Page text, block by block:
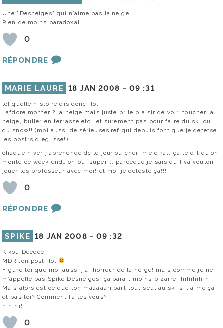
Une "Desneiges" qui n’aime pas la neige.
Rien de moins paradoxal…
0
RÉPONDRE
MARIE LAURE 18 JAN 2008 - 09 :31
lol quelle histoire dis donc! lol
j’afdore monter ? la neige mais juste pr le plaisir de voir, toucher la
neige, buller en terrasse etc… et surement pas pour faire du ski ou
du snow!! (moi aussi de sérieuses ref qui depuis font que je detetse
les postrs d eglisse!)
chaque hiver j’apréhende dc le jour où cheri me dirat: ça te dit qu’on
monte ce week end… oh oui super …. parceque je sais quil va vouloir
jouer les professeur avec moi! et moi je deteste ça!!!
0
RÉPONDRE
SPIKE 18 JAN 2008 -09 :32
Kikou Deedee!
MDR ton post! lol
Figure toi que moi aussi j’ai horreur de la neige! mais comme je ne
m’appelle pas Spike Desneiges, ça parait moins bizarre! hihihihihi!!!!
Mais alors est ce que ton mâââââri part tout seul au ski s’il aime ça
et pas toi? Comment faites vous?
hihihi!
0